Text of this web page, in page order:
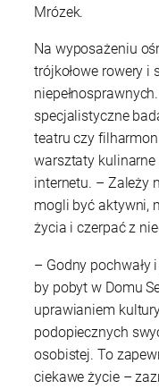
Mrózek.
Na wyposażeniu
trójkołowe rowery i
specjalistyczne
teatru czy
warsztaty kulinarne
internetu. – Zależy
mogli być aktywni,
życia i czerpać z
– Godny pochwały
by pobyt w Domu
uprawianiem
podopiecznych
osobistej. To
ciekawe życie –